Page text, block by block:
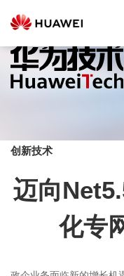
创新技术
迈向
化专